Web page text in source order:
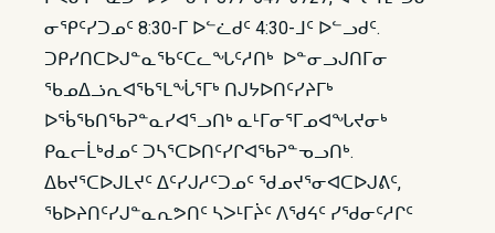
ᓂᕿᑦᓯᑐᓄᑦ 8:30-ᒥ ᐅᓪᓛᑯᑦ 4:30-ᒧᑦ ᐅᓪᓗᑯᑦ.
ᑐᑭᓯᑎᑕᐅᒍᓐᓇᖃᑦᑕᓚᖓᑦᓱᑎᒃ ᐅᓐᓂᓗᒍᑎᒥᓂ
ᖃᓄᐃᓘᕆᐊᖃᕐᒪᖔᕐᒥᒃ ᑎᒍᔭᐅᑎᑦᓯᔨᒥᒃ
ᐅᖄᖃᑎᖃᕈᓐᓇᓯᐊᕐᓗᑎᒃ ᓇᒻᒥᓂᕐᒥᓄᐊᖓᔪᓂᒃ
ᑭᓇᓕᒫᒃᑯᓄᑦ ᑐᓴᕐᑕᐅᑎᑦᓯᒋᐊᖃᕈᓐᓀᓗᑎᒃ.
ᐃᑲᔪᕐᑕᐅᒍᒪᔪᑦ ᐃᑦᓯᒍᓱᑦᑐᓄᑦ ᖁᓄᔪᕐᓂᐊᑕᐅᒍᕕᑦ,
ᖃᐅᔨᑎᑦᓯᒍᓐᓇᕆᕗᑎᑦ ᓴᐳᒻᒥᔩᑦ ᐱᖁᔦᑦ ᓯᖁᓂᑦᓱᒋᑦ